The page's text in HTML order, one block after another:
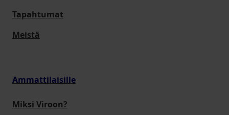
Tapahtumat
Meistä
Ammattilaisille
Miksi Viroon?